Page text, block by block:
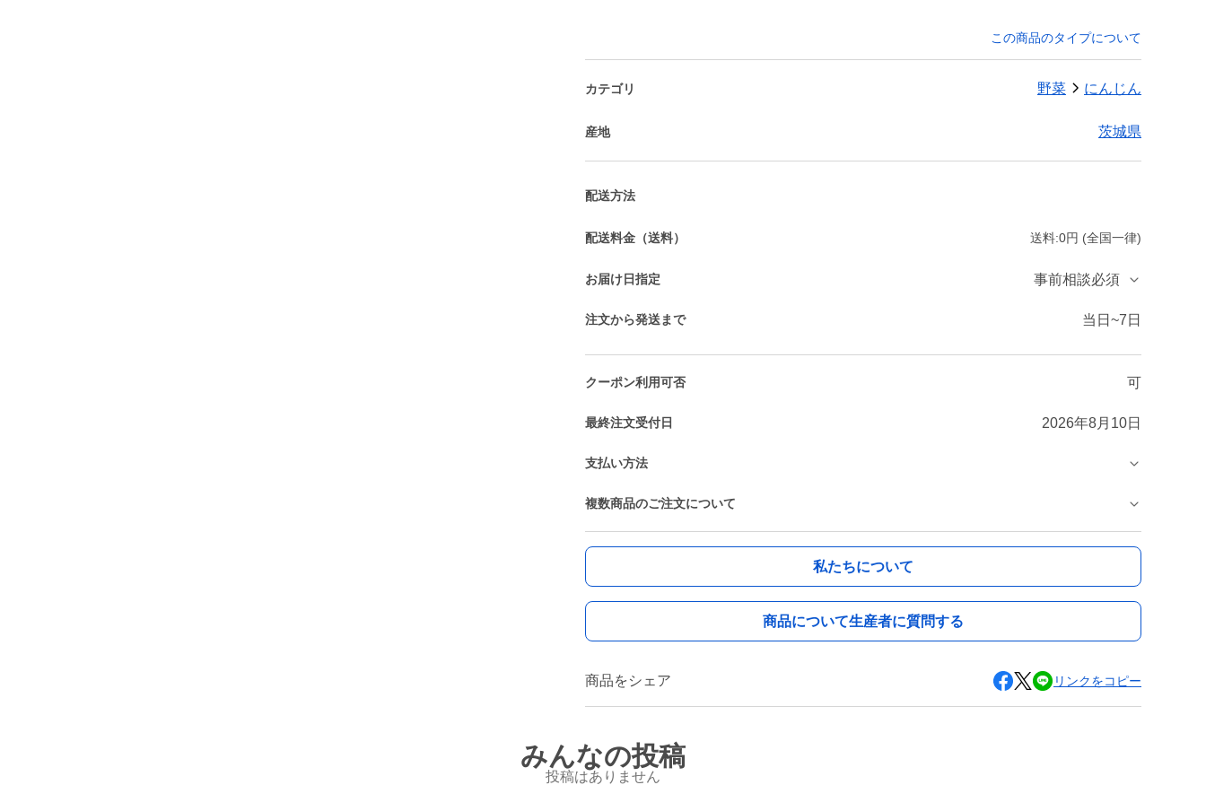
この商品のタイプについて
カテゴリ 野菜 にんじん
産地 茨城県
配送方法
配送料金（送料） 送料:0円 (全国一律)
お届け日指定 事前相談必須
注文から発送まで 当日~7日
クーポン利用可否 可
最終注文受付日 2026年8月10日
支払い方法
複数商品のご注文について
私たちについて
商品について生産者に質問する
商品をシェア リンクをコピー
みんなの投稿
投稿はありません